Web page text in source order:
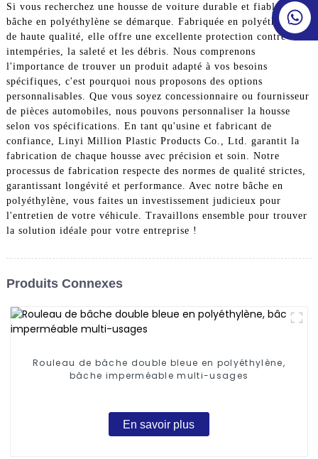
Si vous recherchez une housse de voiture durable et fiable, notre
bâche en polyéthylène se démarque. Fabriquée en polyéthylène
de haute qualité, elle offre une excellente protection contre les
intempéries, la saleté et les débris. Nous comprenons
l'importance de trouver un produit adapté à vos besoins
spécifiques, c'est pourquoi nous proposons des options
personnalisables. Que vous soyez concessionnaire ou fournisseur
de pièces automobiles, nous pouvons personnaliser la housse
selon vos spécifications. En tant qu'usine et fabricant de
confiance, Linyi Million Plastic Products Co., Ltd. garantit la
fabrication de chaque housse avec précision et soin. Notre
processus de fabrication respecte des normes de qualité strictes,
garantissant longévité et performance. Avec notre bâche en
polyéthylène, vous faites un investissement judicieux pour
l'entretien de votre véhicule. Travaillons ensemble pour trouver
la solution idéale pour votre entreprise !
Produits Connexes
Rouleau de bâche double bleue en polyéthylène,
bâche imperméable multi-usages
En savoir plus